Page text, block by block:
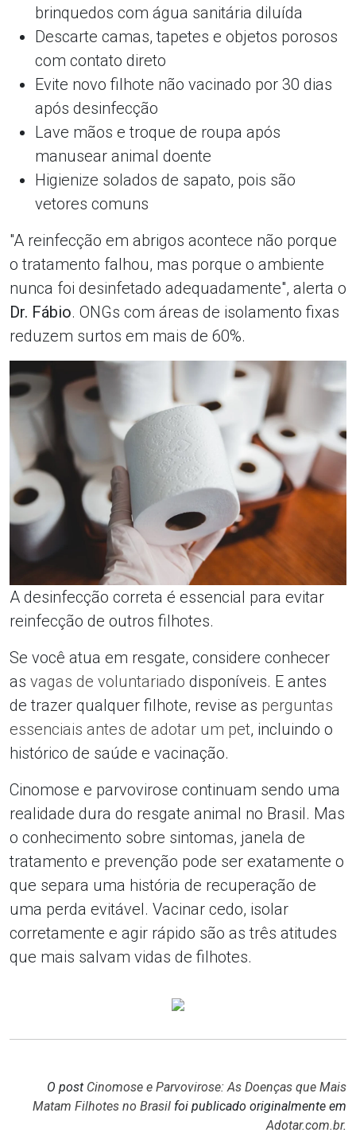
brinquedos com água sanitária diluída
Descarte camas, tapetes e objetos porosos
com contato direto
Evite novo filhote não vacinado por 30 dias
após desinfecção
Lave mãos e troque de roupa após
manusear animal doente
Higienize solados de sapato, pois são
vetores comuns
"A reinfecção em abrigos acontece não porque
o tratamento falhou, mas porque o ambiente
nunca foi desinfetado adequadamente", alerta o
Dr. Fábio. ONGs com áreas de isolamento fixas
reduzem surtos em mais de 60%.
A desinfecção correta é essencial para evitar
reinfecção de outros filhotes.
Se você atua em resgate, considere conhecer
as vagas de voluntariado disponíveis. E antes
de trazer qualquer filhote, revise as perguntas
essenciais antes de adotar um pet, incluindo o
histórico de saúde e vacinação.
Cinomose e parvovirose continuam sendo uma
realidade dura do resgate animal no Brasil. Mas
o conhecimento sobre sintomas, janela de
tratamento e prevenção pode ser exatamente o
que separa uma história de recuperação de
uma perda evitável. Vacinar cedo, isolar
corretamente e agir rápido são as três atitudes
que mais salvam vidas de filhotes.
O post Cinomose e Parvovirose: As Doenças que Mais
Matam Filhotes no Brasil foi publicado originalmente em
Adotar.com.br.